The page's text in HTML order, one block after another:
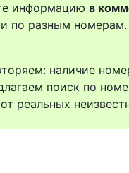
информацию в
по разным номерам.
наличие
поиск по
реальных